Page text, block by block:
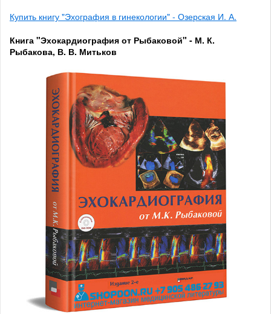
Купить книгу "Эхография в гинекологии" - Озерская И. А.
Книга "Эхокардиография от Рыбаковой" - М. К.
Рыбакова, В. В. Митьков